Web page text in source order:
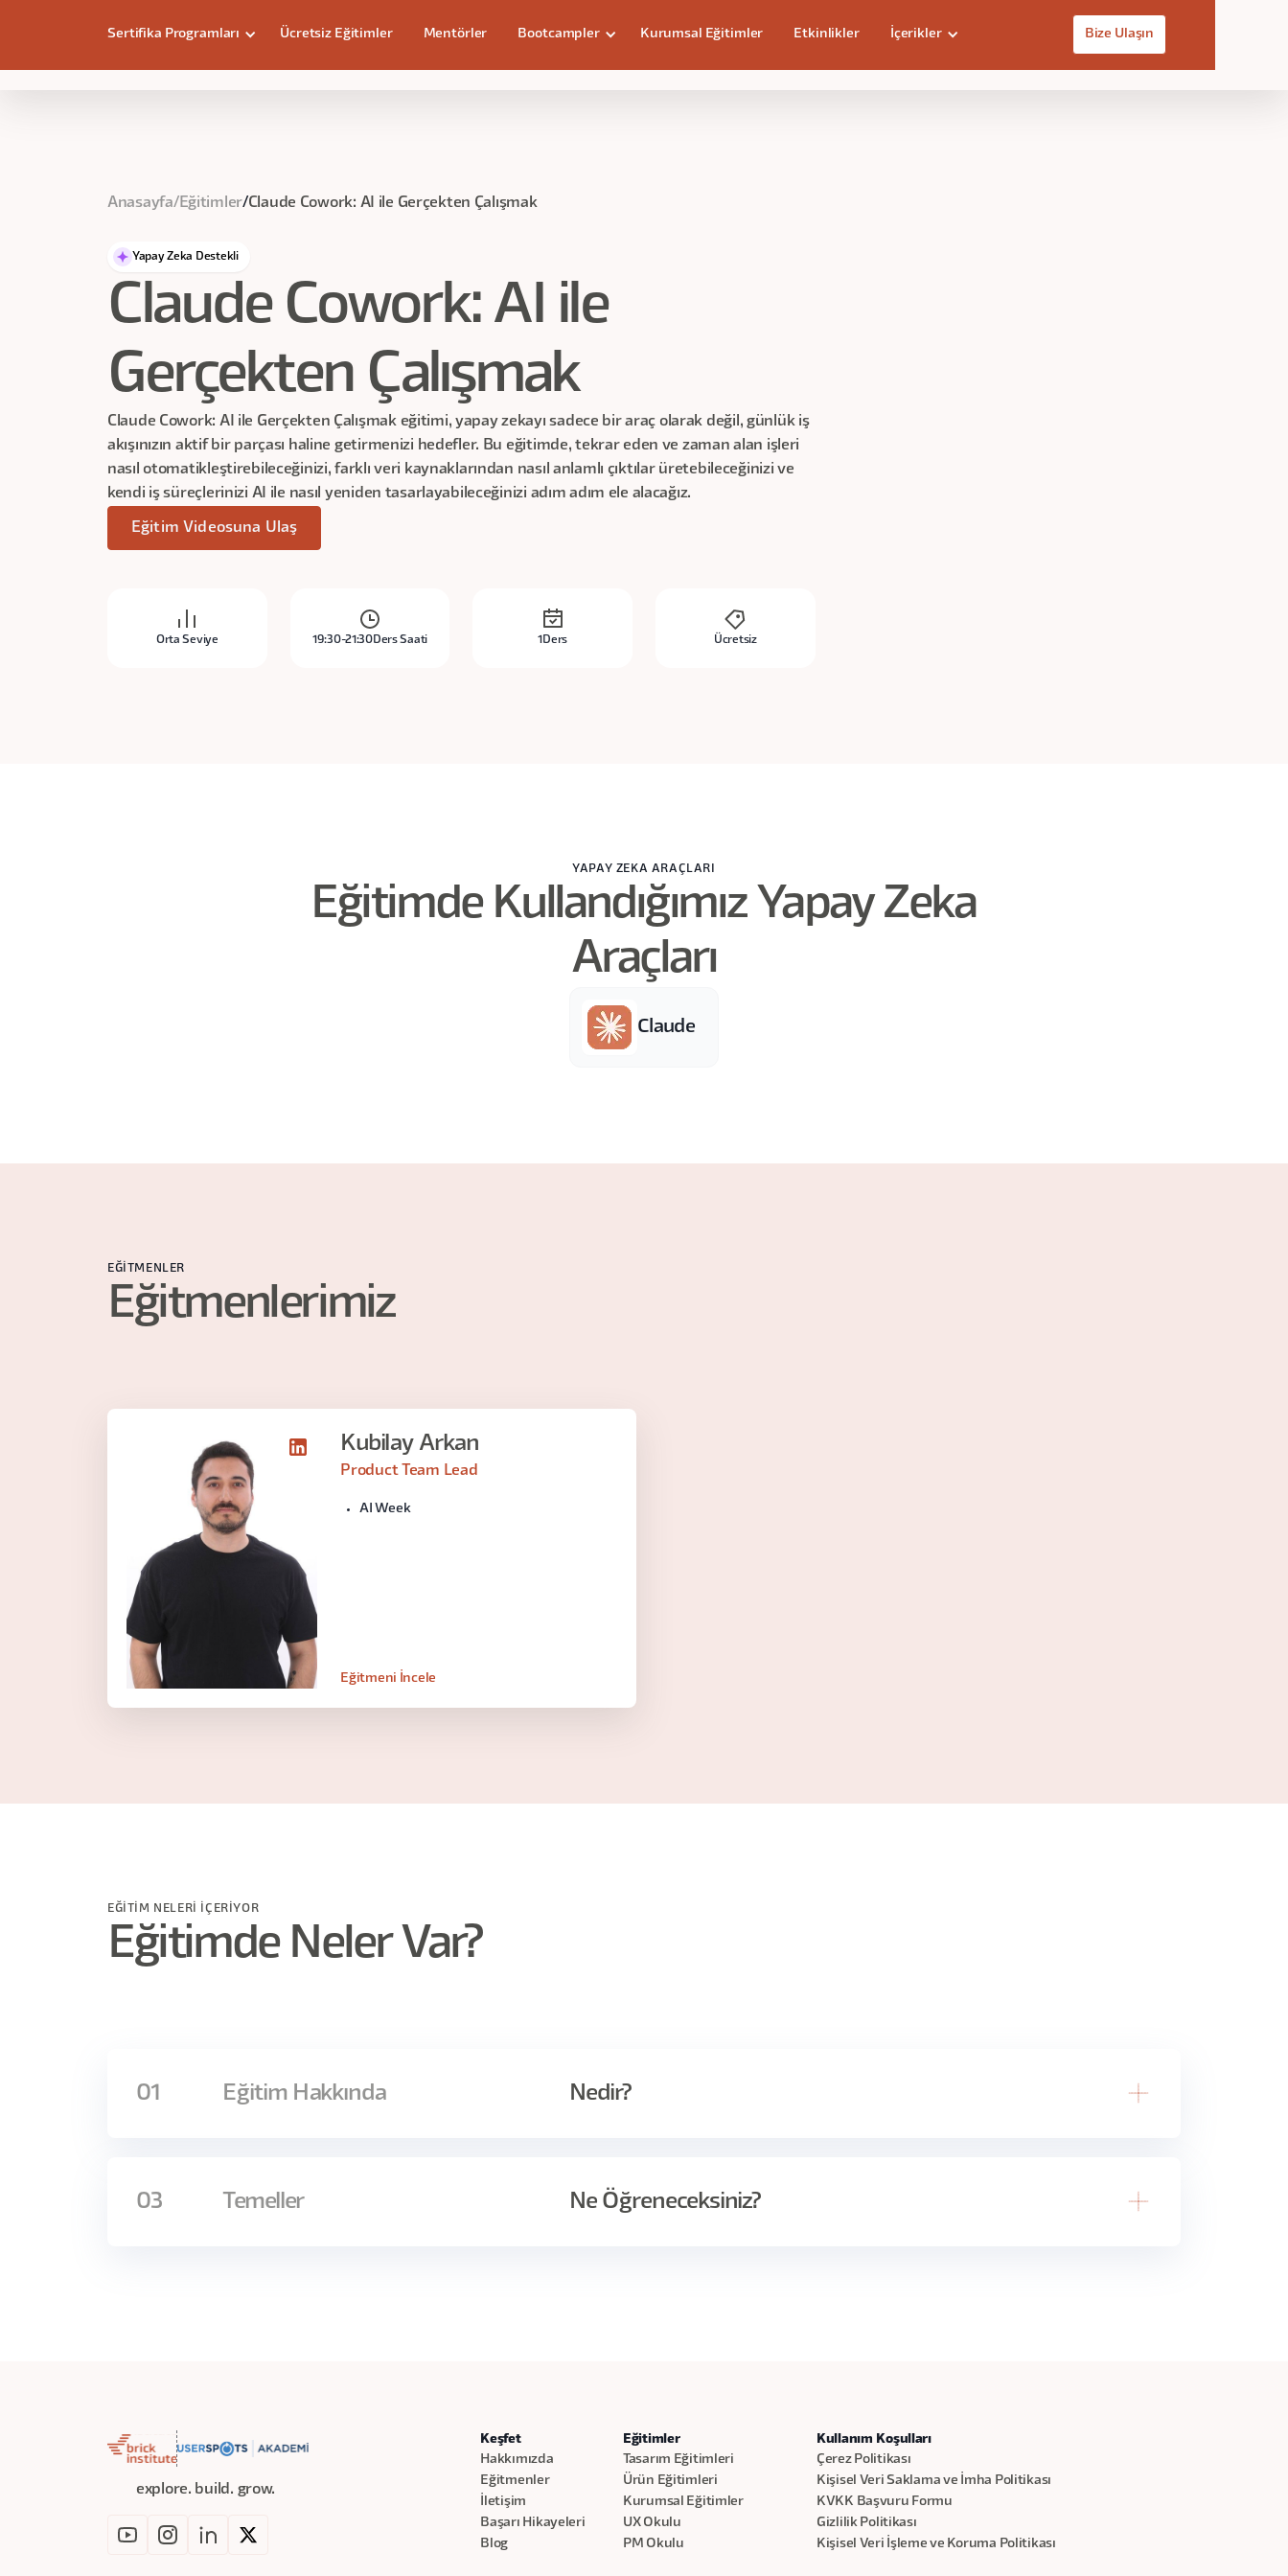
Claude Cowork: AI ile Gerçekten Çalışmak
Sertifika Programları Ücretsiz Eğitimler Mentörler Bootcampler Kurumsal Eğitimler Etkinlikler İçerikler Bize Ulaşın
Anasayfa/ Eğitimler/Claude Cowork: AI ile Gerçekten Çalışmak
Yapay Zeka Destekli
Claude Cowork: AI ile
Gerçekten Çalışmak
Claude Cowork: AI ile Gerçekten Çalışmak eğitimi, yapay zekayı sadece bir araç olarak değil, günlük iş
akışınızın aktif bir parçası haline getirmenizi hedefler. Bu eğitimde, tekrar eden ve zaman alan işleri
nasıl otomatikleştirebileceğinizi, farklı veri kaynaklarından nasıl anlamlı çıktılar üretebileceğinizi ve
kendi iş süreçlerinizi AI ile nasıl yeniden tasarlayabileceğinizi adım adım ele alacağız.
Eğitim Videosuna Ulaş
Orta Seviye 19:30-21:30Ders Saati 1 Ders Ücretsiz
YAPAY ZEKA ARAÇLARI
Eğitimde Kullandığımız Yapay Zeka
Araçları
Claude
EĞITMENLER
Eğitmenlerimiz
Kubilay Arkan
Product Team Lead
AI Week
Eğitmeni İncele
EĞİTİM NELERİ İÇERİYOR
Eğitimde Neler Var?
01 Eğitim Hakkında Nedir?
akışınızın aktif bir parçası haline getirmenizi hedefler. Bu eğitimde, tekrar eden ve zaman alan işleri nasıl
otomatikleştirebileceğinizi, farklı veri kaynaklarından nasıl anlamlı çıktılar üretebileceğinizi ve kendi iş
03 Temeller Ne Öğreneceksiniz?
explore. build. grow.
Keşfet
Hakkımızda
Eğitmenler
İletişim
Başarı Hikayeleri
Blog
Eğitimler
Tasarım Eğitimleri
Ürün Eğitimleri
Kurumsal Eğitimler
UX Okulu
PM Okulu
Kullanım Koşulları
Çerez Politikası
Kişisel Veri Saklama ve İmha Politikası
KVKK Başvuru Formu
Gizlilik Politikası
Kişisel Veri İşleme ve Koruma Politikası